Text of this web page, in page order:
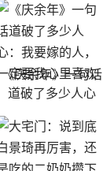
《庆余年》一句话
道破了多少人心